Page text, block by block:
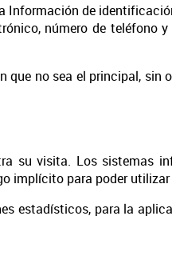
Información de
número de teléfono
no sea el principal,
su visita. Los
implícito para poder
estadísticos, para la